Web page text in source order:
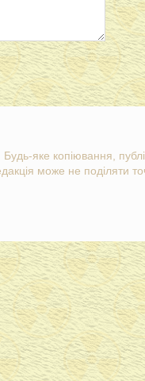
Будь-яке копіювання,
може не поділяти